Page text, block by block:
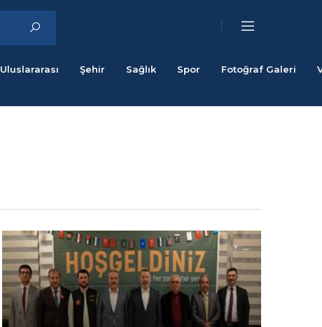
Uluslararası Şehir Sağlık Spor Fotoğraf Galeri